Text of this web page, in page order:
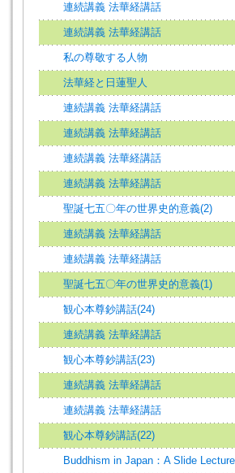
連続講義 法華経講話
連続講義 法華経講話
私の尊敬する人物
法華経と日蓮聖人
連続講義 法華経講話
連続講義 法華経講話
連続講義 法華経講話
連続講義 法華経講話
聖誕七五〇年の世界史的意義(2)
連続講義 法華経講話
連続講義 法華経講話
聖誕七五〇年の世界史的意義(1)
観心本尊鈔講話(24)
連続講義 法華経講話
観心本尊鈔講話(23)
連続講義 法華経講話
連続講義 法華経講話
観心本尊鈔講話(22)
Buddhism in Japan：A Slide Lecture